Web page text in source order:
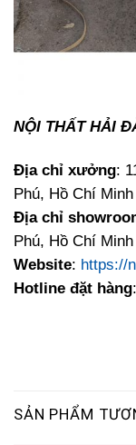
NỘI THẤT HẢI
Địa chỉ xưởng:
Phú, Hồ Chí Minh
Địa chỉ
Phú, Hồ Chí Minh
Website: https://
Hotline đặt hàng
SẢN PHẨM